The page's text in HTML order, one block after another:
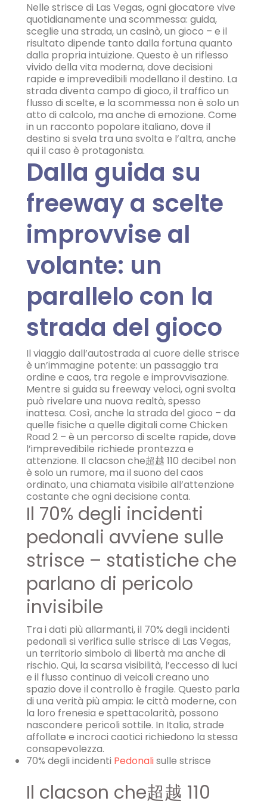
Nelle strisce di Las Vegas, ogni giocatore vive
quotidianamente una scommessa: guida,
sceglie una strada, un casinò, un gioco – e il
risultato dipende tanto dalla fortuna quanto
dalla propria intuizione. Questo è un riflesso
vivido della vita moderna, dove decisioni
rapide e imprevedibili modellano il destino. La
strada diventa campo di gioco, il traffico un
flusso di scelte, e la scommessa non è solo un
atto di calcolo, ma anche di emozione. Come
in un racconto popolare italiano, dove il
destino si svela tra una svolta e l’altra, anche
qui il caso è protagonista.
Dalla guida su
freeway a scelte
improvvise al
volante: un
parallelo con la
strada del gioco
Il viaggio dall’autostrada al cuore delle strisce
è un’immagine potente: un passaggio tra
ordine e caos, tra regole e improvvisazione.
Mentre si guida su freeway veloci, ogni svolta
può rivelare una nuova realtà, spesso
inattesa. Così, anche la strada del gioco – da
quelle fisiche a quelle digitali come Chicken
Road 2 – è un percorso di scelte rapide, dove
l’imprevedibile richiede prontezza e
attenzione. Il clacson che超越 110 decibel non
è solo un rumore, ma il suono del caos
ordinato, una chiamata visibile all’attenzione
costante che ogni decisione conta.
Il 70% degli incidenti
pedonali avviene sulle
strisce – statistiche che
parlano di pericolo
invisibile
Tra i dati più allarmanti, il 70% degli incidenti
pedonali si verifica sulle strisce di Las Vegas,
un territorio simbolo di libertà ma anche di
rischio. Qui, la scarsa visibilità, l’eccesso di luci
e il flusso continuo di veicoli creano uno
spazio dove il controllo è fragile. Questo parla
di una verità più ampia: le città moderne, con
la loro frenesia e spettacolarità, possono
nascondere pericoli sottile. In Italia, strade
affollate e incroci caotici richiedono la stessa
consapevolezza.
70% degli incidenti Pedonalisulle strisce
Il clacson che超越 110